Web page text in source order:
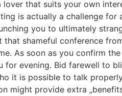
that suits your own
is actually a challenge
you to ultimately
shameful conference
As soon as you confirm
for evening. Bid farewell to
it is possible to talk
might provide extra